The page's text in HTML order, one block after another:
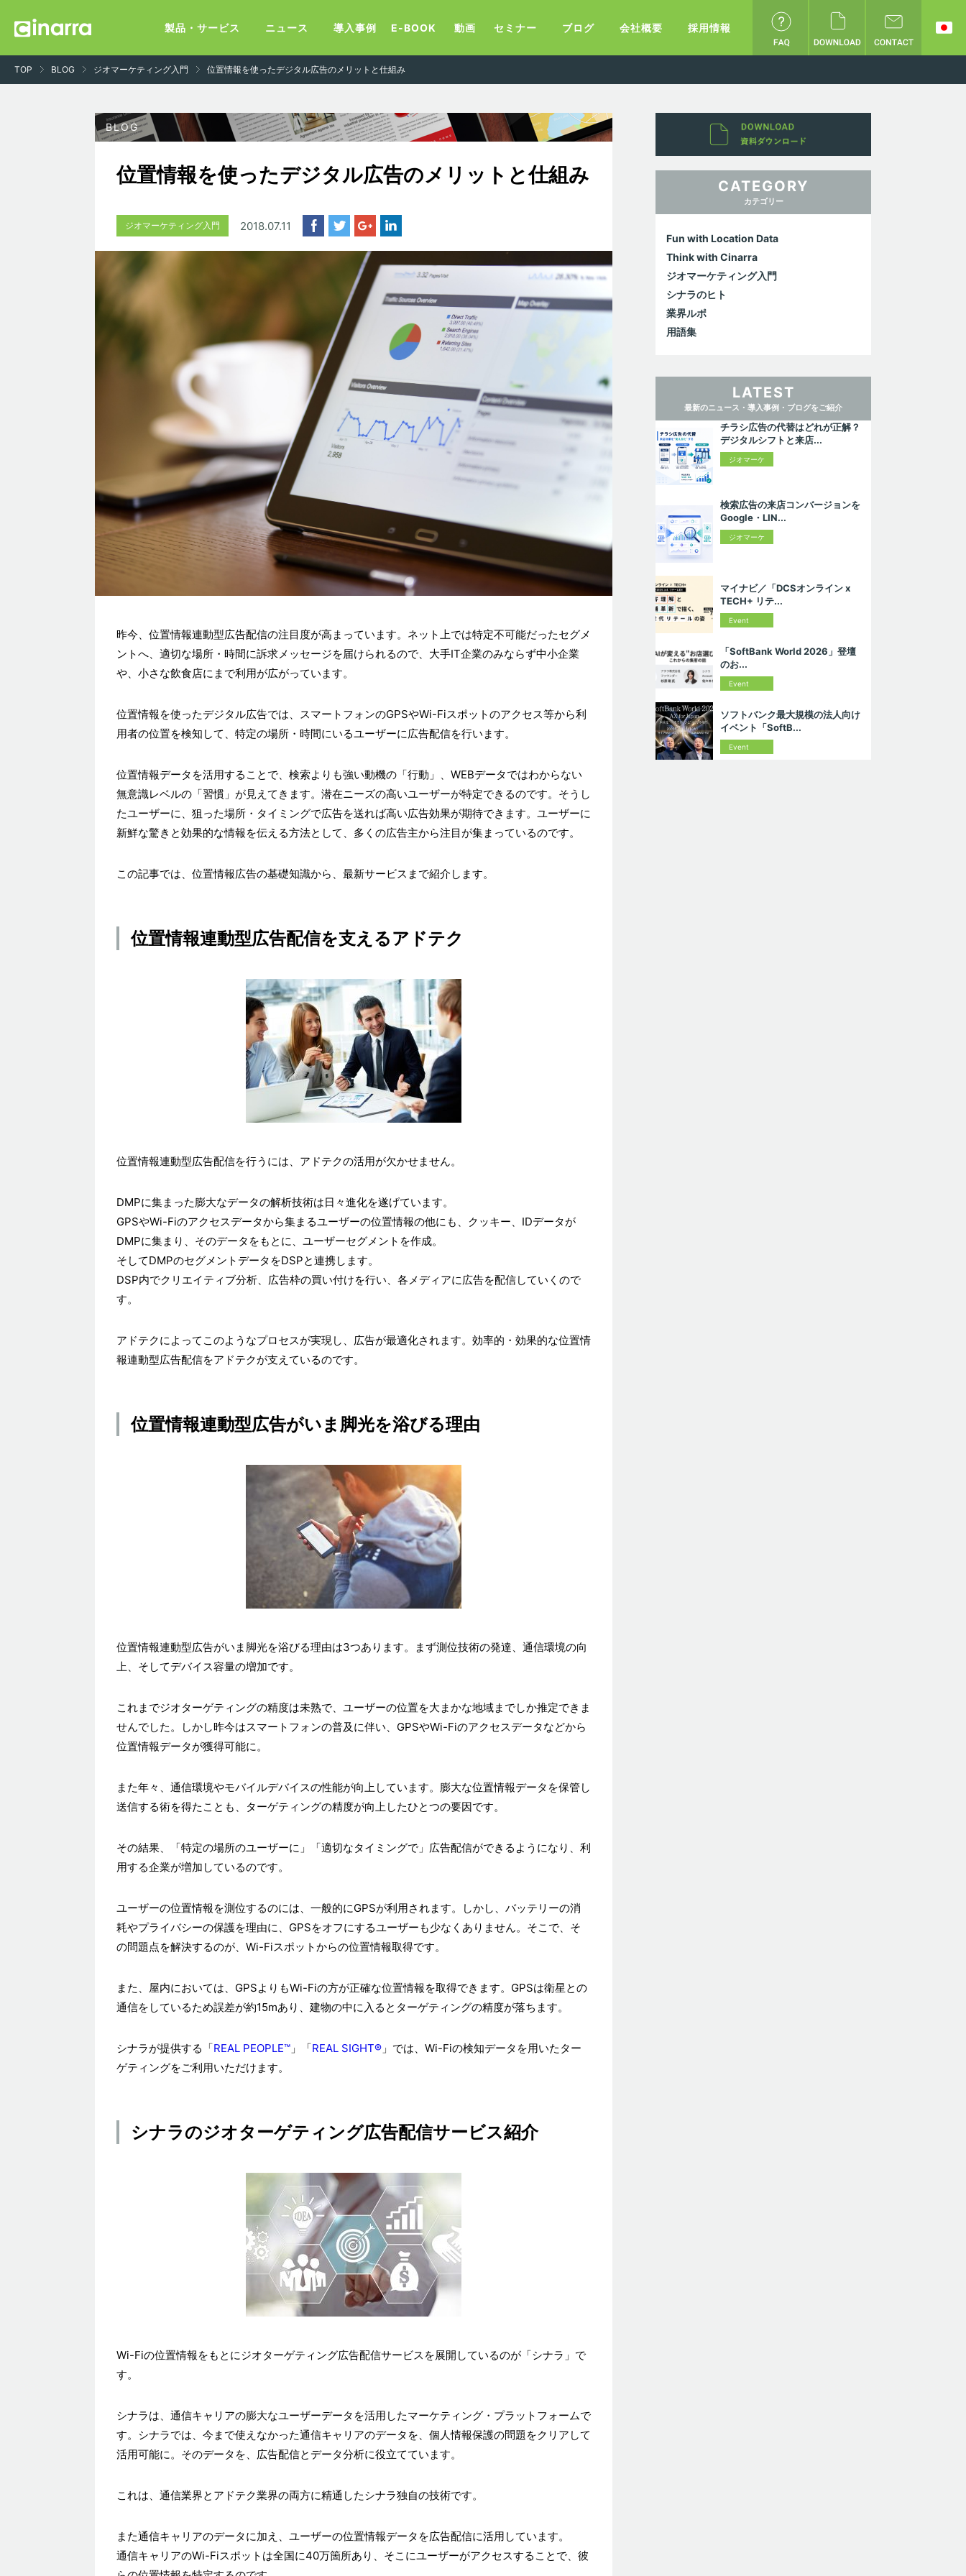
製品・サービス ニュース 導入事例 E-BOOK 動画 セミナー ブログ 会社概要 採用情報
TOP BLOG ジオマーケティング入門 位置情報を使ったデジタル広告のメリットと仕組み
位置情報を使ったデジタル広告のメリットと仕組み
ジオマーケティング入門 2018.07.11
昨今、位置情報連動型広告配信の注目度が高まっています。ネット上では特定不可能だったセグメ
ントへ、適切な場所・時間に訴求メッセージを届けられるので、大手IT企業のみならず中小企業
や、小さな飲食店にまで利用が広がっています。
位置情報を使ったデジタル広告では、スマートフォンのGPSやWi-Fiスポットのアクセス等から利
用者の位置を検知して、特定の場所・時間にいるユーザーに広告配信を行います。
位置情報データを活用することで、検索よりも強い動機の「行動」、WEBデータではわからない
無意識レベルの「習慣」が見えてきます。潜在ニーズの高いユーザーが特定できるのです。そうし
たユーザーに、狙った場所・タイミングで広告を送れば高い広告効果が期待できます。ユーザーに
新鮮な驚きと効果的な情報を伝える方法として、多くの広告主から注目が集まっているのです。
この記事では、位置情報広告の基礎知識から、最新サービスまで紹介します。
位置情報連動型広告配信を支えるアドテク
位置情報連動型広告配信を行うには、アドテクの活用が欠かせません。
DMPに集まった膨大なデータの解析技術は日々進化を遂げています。
GPSやWi-Fiのアクセスデータから集まるユーザーの位置情報の他にも、クッキー、IDデータが
DMPに集まり、そのデータをもとに、ユーザーセグメントを作成。
そしてDMPのセグメントデータをDSPと連携します。
DSP内でクリエイティブ分析、広告枠の買い付けを行い、各メディアに広告を配信していくので
す。
アドテクによってこのようなプロセスが実現し、広告が最適化されます。効率的・効果的な位置情
報連動型広告配信をアドテクが支えているのです。
位置情報連動型広告がいま脚光を浴びる理由
位置情報連動型広告がいま脚光を浴びる理由は3つあります。まず測位技術の発達、通信環境の向
上、そしてデバイス容量の増加です。
これまでジオターゲティングの精度は未熟で、ユーザーの位置を大まかな地域までしか推定できま
せんでした。しかし昨今はスマートフォンの普及に伴い、GPSやWi-Fiのアクセスデータなどから
位置情報データが獲得可能に。
また年々、通信環境やモバイルデバイスの性能が向上しています。膨大な位置情報データを保管し
送信する術を得たことも、ターゲティングの精度が向上したひとつの要因です。
その結果、「特定の場所のユーザーに」「適切なタイミングで」広告配信ができるようになり、利
用する企業が増加しているのです。
ユーザーの位置情報を測位するのには、一般的にGPSが利用されます。しかし、バッテリーの消
耗やプライバシーの保護を理由に、GPSをオフにするユーザーも少なくありません。そこで、そ
の問題点を解決するのが、Wi-Fiスポットからの位置情報取得です。
また、屋内においては、GPSよりもWi-Fiの方が正確な位置情報を取得できます。GPSは衛星との
通信をしているため誤差が約15mあり、建物の中に入るとターゲティングの精度が落ちます。
シナラが提供する「REAL PEOPLE™ 」「REAL SIGHT® 」では、Wi-Fiの検知データを用いたター
ゲティングをご利用いただけます。
シナラのジオターゲティング広告配信サービス紹介
Wi-Fiの位置情報をもとにジオターゲティング広告配信サービスを展開しているのが「シナラ」で
す。
シナラは、通信キャリアの膨大なユーザーデータを活用したマーケティング・プラットフォームで
す。シナラでは、今まで使えなかった通信キャリアのデータを、個人情報保護の問題をクリアして
活用可能に。そのデータを、広告配信とデータ分析に役立てています。
これは、通信業界とアドテク業界の両方に精通したシナラ独自の技術です。
また通信キャリアのデータに加え、ユーザーの位置情報データを広告配信に活用しています。
通信キャリアのWi-Fiスポットは全国に40万箇所あり、そこにユーザーがアクセスすることで、彼
CATEGORY
カテゴリー
Fun with Location Data
Think with Cinarra
ジオマーケティング入門
シナラのヒト
業界ルポ
用語集
LATEST
最新のニュース・導入事例・ブログをご紹介
チラシ広告の代替はどれが正解？
デジタルシフトと来店...
ジオマーケ
検索広告の来店コンバージョンを
Google・LIN...
ジオマーケ
マイナビ／「DCSオンライン x
TECH+ リテ...
Event
「SoftBank World 2026」登壇
のお...
Event
ソフトバンク最大規模の法人向け
イベント「SoftB...
Event